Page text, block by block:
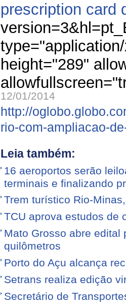
prescription card
height="289"
12/01/2014
http://
rio-com-ampliacao-
Leia também:
16 aeroportos serão
terminais e finalizando
Trem turístico Rio-
TCU aprova estudos de
Mato Grosso abre edital
quilômetros
Porto do Açu alcança
Setrans realiza edição
Secretário de